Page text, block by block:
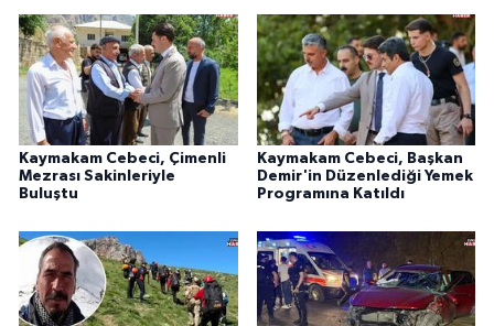
Kaymakam Cebeci, Çimenli
Mezrası Sakinleriyle
Buluştu
Kaymakam Cebeci, Başkan
Demir'in Düzenlediği Yemek
Programına Katıldı